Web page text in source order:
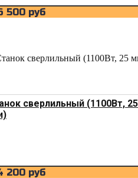
500 руб
сверлильный (1100Вт, 25
200 руб